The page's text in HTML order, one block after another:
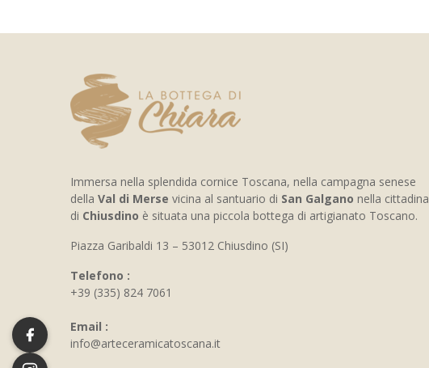
Immersa nella splendida cornice Toscana, nella campagna senese
della Val di Merse vicina al santuario di San Galgano nella cittadina
di Chiusdino è situata una piccola bottega di artigianato Toscano.
Piazza Garibaldi 13 – 53012 Chiusdino (SI)
Telefono :
+39 (335) 824 7061
Email :
info@arteceramicatoscana.it